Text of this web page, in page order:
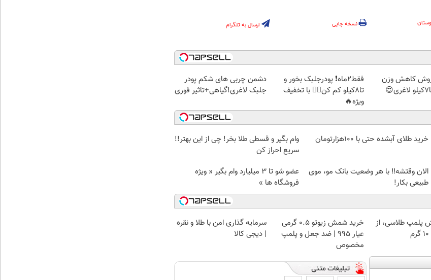
نسخه چاپی ارسال به تلگرام
روش کاهش وزن
فقط2ماه❗ پودرجلبک بخور و
تا8کیلو کم کن👌🏻 با تخفیف
ویژه🔥
دشمن چربی های شکم پودر
جلبک لاغری!گیاهی+تاثیر فوری
خرید طلای آبشده حتی با ۱۰۰هزارتومان
وام بگیر و قسطی طلا بخر! چی از این بهتر!!
سریع احراز کن
الان وقتشه‼️ با هر وضعیت بانک مو، موی
طبیعی بکار!
عضو شو تا 3 میلیارد وام بگیر « ویژه
فروشگاه ها »
پلمپ طلاسی، از
خرید شمش زیوتو ۰.۵ گرمی
عیار ۹۹۵ | ضد جعل و پلمپ
مخصوص
سرمایه گذاری امن با طلا و نقره
| دیجی کالا